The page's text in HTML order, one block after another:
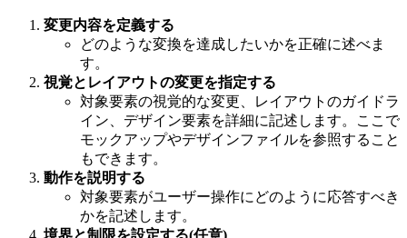
変更内容を定義する
どのような変換を達成したいかを正確に述べま
す。
視覚とレイアウトの変更を指定する
対象要素の視覚的な変更、レイアウトのガイドラ
イン、デザイン要素を詳細に記述します。ここで
モックアップやデザインファイルを参照すること
もできます。
動作を説明する
対象要素がユーザー操作にどのように応答すべき
かを記述します。
境界と制限を設定する(任意)